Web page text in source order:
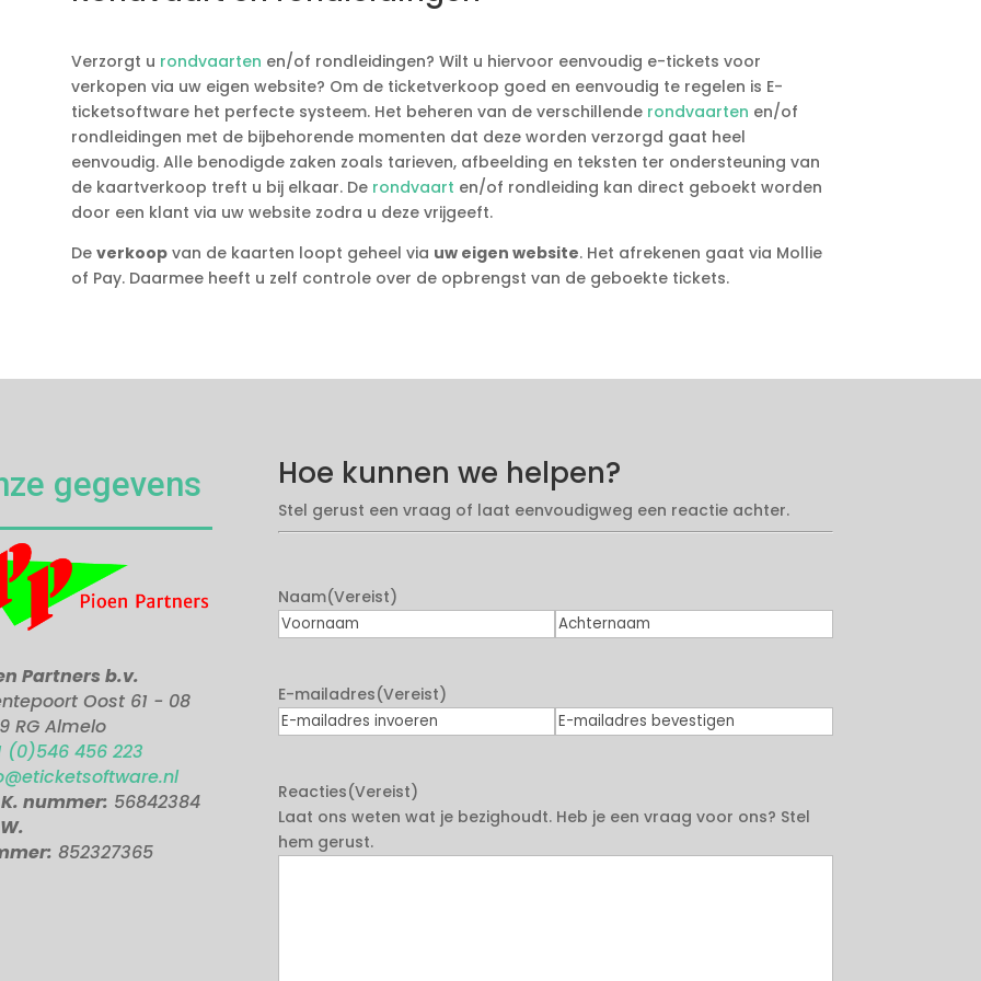
Verzorgt u rondvaarten en/of rondleidingen? Wilt u hiervoor eenvoudig e-tickets voor
verkopen via uw eigen website? Om de ticketverkoop goed en eenvoudig te regelen is E-
ticketsoftware het perfecte systeem. Het beheren van de verschillende rondvaarten en/of
rondleidingen met de bijbehorende momenten dat deze worden verzorgd gaat heel
eenvoudig. Alle benodigde zaken zoals tarieven, afbeelding en teksten ter ondersteuning van
de kaartverkoop treft u bij elkaar. De rondvaart en/of rondleiding kan direct geboekt worden
door een klant via uw website zodra u deze vrijgeeft.
De verkoopvan de kaarten loopt geheel via uw eigen website. Het afrekenen gaat via Mollie
of Pay. Daarmee heeft u zelf controle over de opbrengst van de geboekte tickets.
gegevens
Partners b.v.
Oost 61 - 08
RG Almelo
(0)546 456 223
nummer: 56842384
852327365
Hoe kunnen we helpen?
Stel gerust een vraag of laat eenvoudigweg een reactie achter.
Naam(Vereist)
E-mailadres(Vereist)
invoeren
Reacties(Vereist)
Laat ons weten wat je bezighoudt. Heb je een vraag voor ons? Stel
hem gerust.